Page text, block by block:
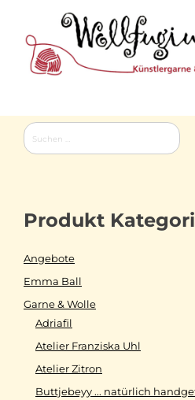
content
Suchen
nach:
Produkt
Angebote
Emma Ball
Garne & Wolle
Adriafil
Atelier Franziska Uhl
Atelier Zitron
Buttjebeyy ... natürlich